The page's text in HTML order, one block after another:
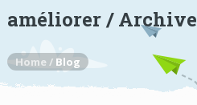
améliorer / Archive
Home / Blog